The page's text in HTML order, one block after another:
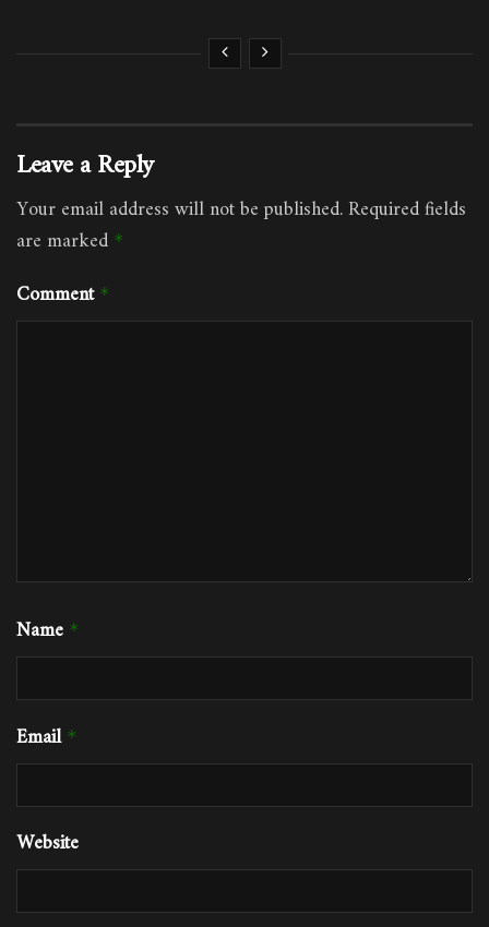
Leave a Reply
Your email address will not be published.Required fields
are marked *
Comment *
Name *
Email *
Website